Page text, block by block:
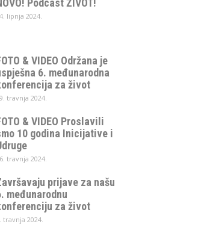
Podcast ŽIVOT!
lipnja 2024.
& VIDEO Održana je
6. međunarodna
za život
travnja 2024.
& VIDEO Proslavili
10 godina Inicijative i
travnja 2024.
prijave za našu
međunarodnu
za život
travnja 2024.